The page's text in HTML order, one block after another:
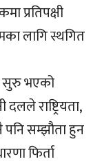
प्रतिपक्षी
लागि स्थगित
सुरु भएको
राष्ट्रियता,
सम्झौता हुन
फिर्ता